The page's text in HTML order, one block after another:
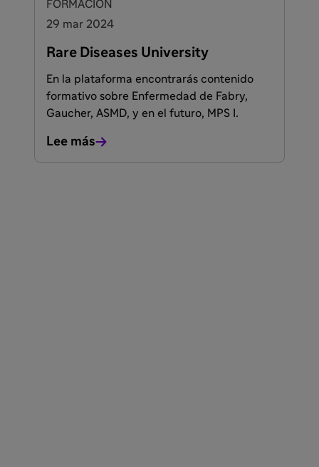
FORMACIÓN
29 mar 2024
Rare Diseases University
En la plataforma encontrarás contenido
formativo sobre Enfermedad de Fabry,
Gaucher, ASMD, y en el futuro, MPS I.
Lee más